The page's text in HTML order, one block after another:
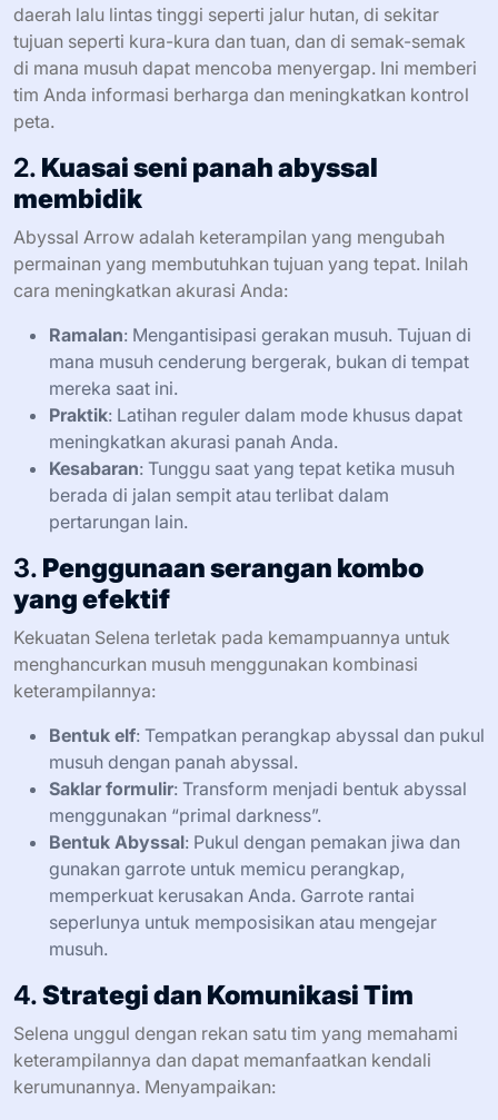
daerah lalu lintas tinggi seperti jalur hutan, di sekitar
tujuan seperti kura-kura dan tuan, dan di semak-semak
di mana musuh dapat mencoba menyergap. Ini memberi
tim Anda informasi berharga dan meningkatkan kontrol
peta.
2. Kuasai seni panah abyssal
membidik
Abyssal Arrow adalah keterampilan yang mengubah
permainan yang membutuhkan tujuan yang tepat. Inilah
cara meningkatkan akurasi Anda:
Ramalan: Mengantisipasi gerakan musuh. Tujuan di
mana musuh cenderung bergerak, bukan di tempat
mereka saat ini.
Praktik: Latihan reguler dalam mode khusus dapat
meningkatkan akurasi panah Anda.
Kesabaran: Tunggu saat yang tepat ketika musuh
berada di jalan sempit atau terlibat dalam
pertarungan lain.
3. Penggunaan serangan kombo
yang efektif
Kekuatan Selena terletak pada kemampuannya untuk
menghancurkan musuh menggunakan kombinasi
keterampilannya:
Bentuk elf: Tempatkan perangkap abyssal dan pukul
musuh dengan panah abyssal.
Saklar formulir: Transform menjadi bentuk abyssal
menggunakan “primal darkness”.
Bentuk Abyssal: Pukul dengan pemakan jiwa dan
gunakan garrote untuk memicu perangkap,
memperkuat kerusakan Anda. Garrote rantai
seperlunya untuk memposisikan atau mengejar
musuh.
4.Strategi dan Komunikasi Tim
Selena unggul dengan rekan satu tim yang memahami
keterampilannya dan dapat memanfaatkan kendali
kerumunannya. Menyampaikan: